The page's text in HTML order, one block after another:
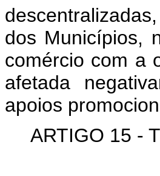
dos Municípios,
comércio com a
afetada
apoios
ARTIGO 15 -